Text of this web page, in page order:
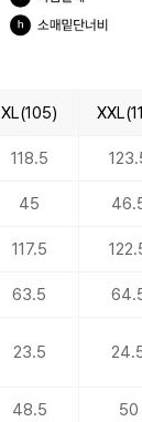
XL(105)
118.5
45
117.5
63.5
23.5
48.5 50